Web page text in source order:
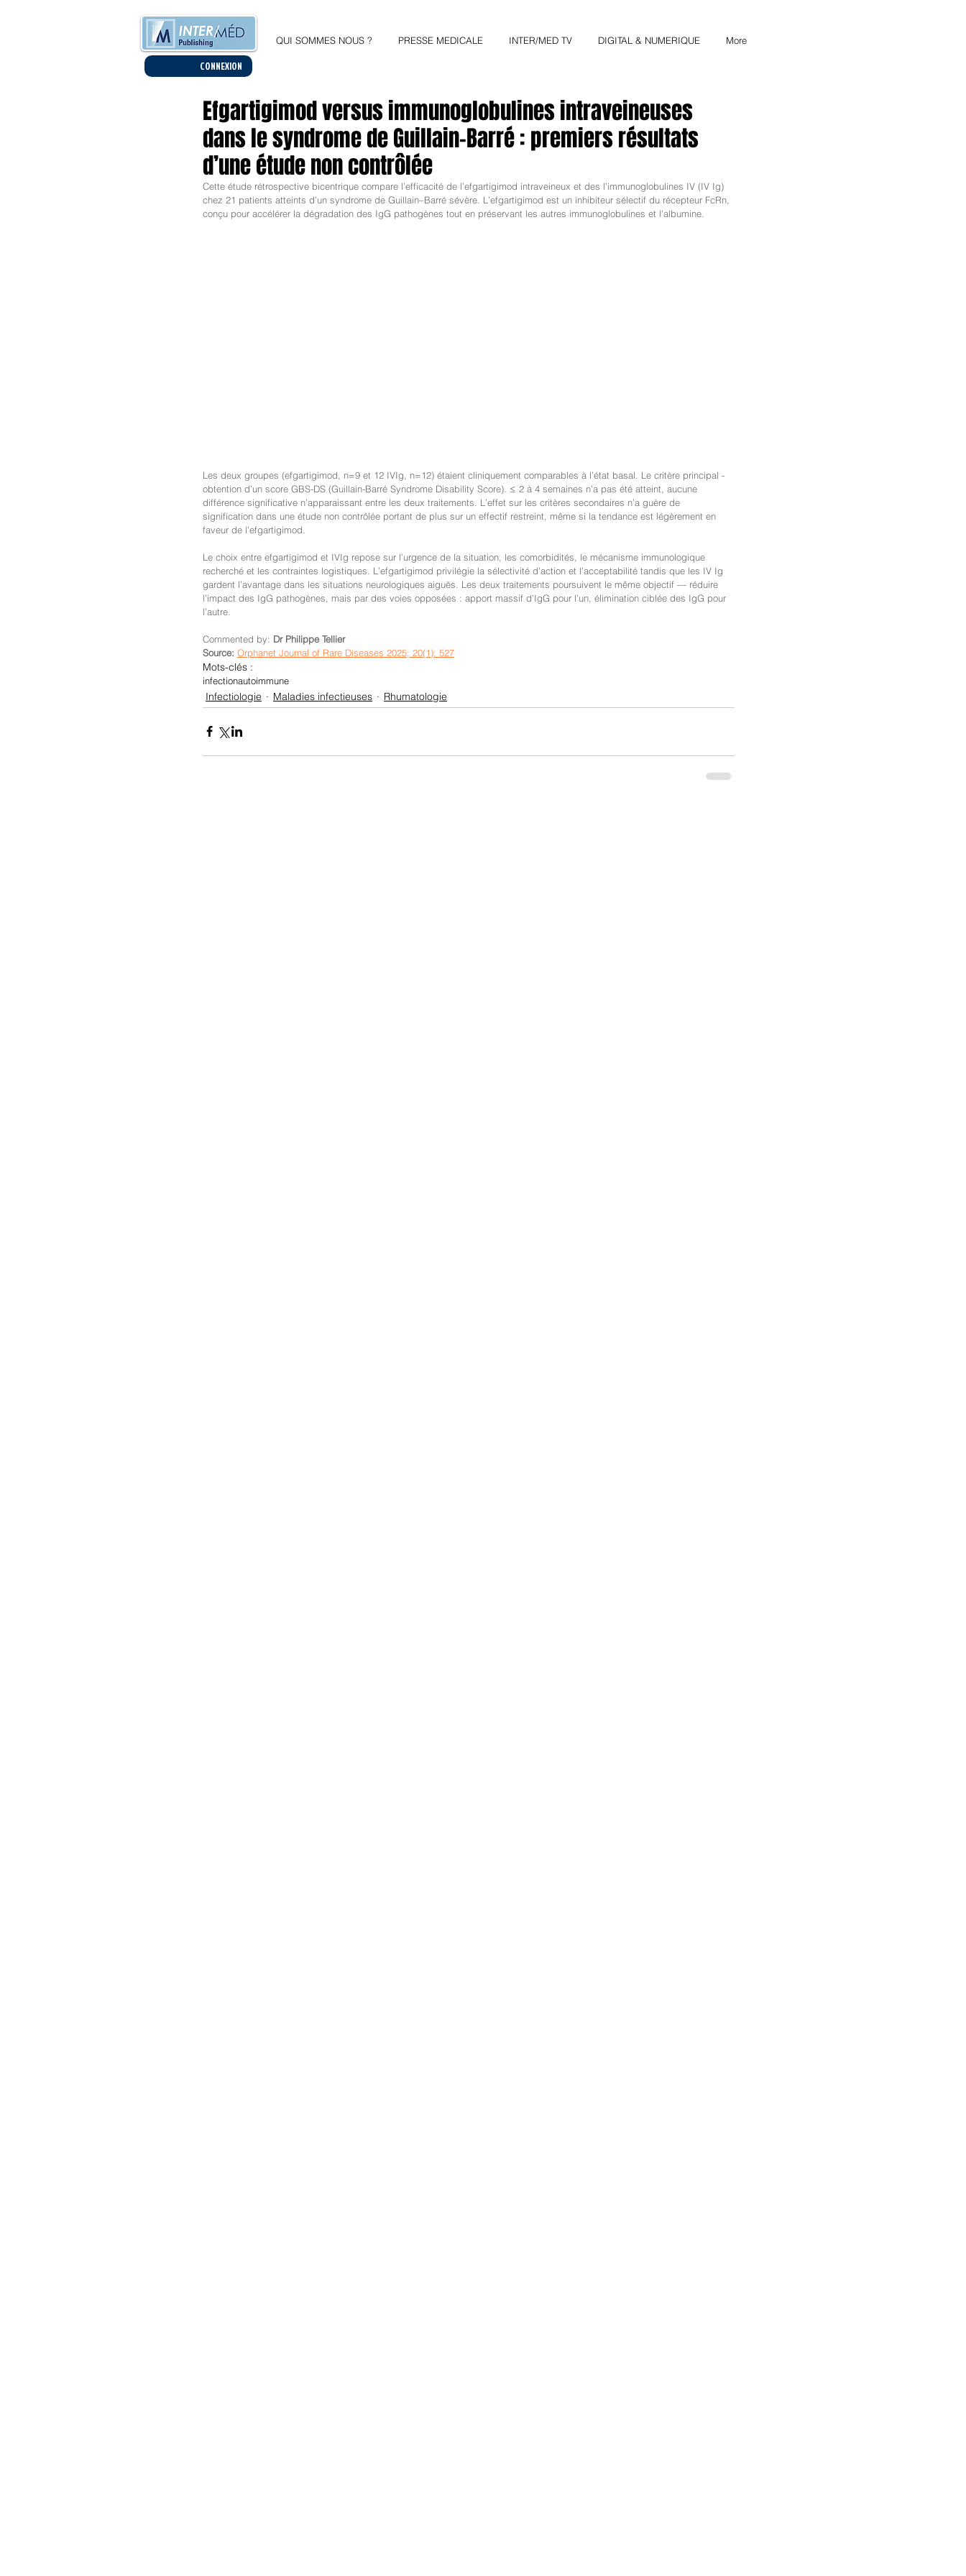
Efgartigimod versus immunoglobulines intraveineuses
dans le syndrome de Guillain–Barré : premiers résultats
d’une étude non contrôlée
Cette étude rétrospective bicentrique compare l’efficacité de l’efgartigimod intraveineux et des l’immunoglobulines IV (IV Ig)
chez 21 patients atteints d’un syndrome de Guillain–Barré sévère. L’efgartigimod est un inhibiteur sélectif du récepteur FcRn,
conçu pour accélérer la dégradation des IgG pathogènes tout en préservant les autres immunoglobulines et l’albumine.
Les deux groupes (efgartigimod, n=9 et 12 IVIg, n=12) étaient cliniquement comparables à l’état basal. Le critère principal -
obtention d’un score GBS-DS (Guillain-Barré Syndrome Disability Score). ≤ 2 à 4 semaines n’a pas été atteint, aucune
différence significative n’apparaissant entre les deux traitements. L’effet sur les critères secondaires n’a guère de
signification dans une étude non contrôlée portant de plus sur un effectif restreint, même si la tendance est légèrement en
faveur de l’efgartigimod.
Le choix entre efgartigimod et IVIg repose sur l’urgence de la situation, les comorbidités, le mécanisme immunologique
recherché et les contraintes logistiques. L’efgartigimod privilégie la sélectivité d’action et l’acceptabilité tandis que les IV Ig
gardent l’avantage dans les situations neurologiques aiguës. Les deux traitements poursuivent le même objectif — réduire
l’impact des IgG pathogènes, mais par des voies opposées : apport massif d’IgG pour l’un, élimination ciblée des IgG pour
l’autre.
Commented by: Dr Philippe Tellier
Source: Orphanet Journal of Rare Diseases 2025; 20(1): 527
Mots-clés :
infectionautoimmune
Infectiologie Maladies infectieuses Rhumatologie
QUI SOMMES NOUS ? PRESSE MEDICALE INTER/MED TV DIGITAL & NUMERIQUE More
CONNEXION